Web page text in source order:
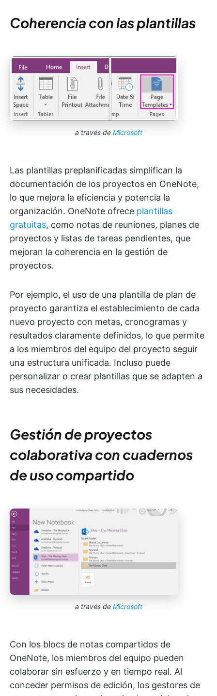
Coherencia con las plantillas
a través de Microsoft
Las plantillas preplanificadas simplifican la
documentación de los proyectos en OneNote,
lo que mejora la eficiencia y potencia la
organización. OneNote ofrece plantillas
gratuitas, como notas de reuniones, planes de
proyectos y listas de tareas pendientes, que
mejoran la coherencia en la gestión de
proyectos.
Por ejemplo, el uso de una plantilla de plan de
proyecto garantiza el establecimiento de cada
nuevo proyecto con metas, cronogramas y
resultados claramente definidos, lo que permite
a los miembros del equipo del proyecto seguir
una estructura unificada. Incluso puede
personalizar o crear plantillas que se adapten a
sus necesidades.
Gestión de proyectos
colaborativa con cuadernos
de uso compartido
a través de Microsoft
Con los blocs de notas compartidos de
OneNote, los miembros del equipo pueden
colaborar sin esfuerzo y en tiempo real. Al
conceder permisos de edición, los gestores de